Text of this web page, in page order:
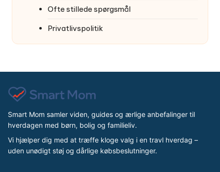
Ofte stillede spørgsmål
Privatlivspolitik
Smart Mom samler viden, guides og ærlige anbefalinger til
hverdagen med børn, bolig og familieliv.
Vi hjælper dig med at træffe kloge valg i en travl hverdag –
uden unødigt støj og dårlige købsbeslutninger.